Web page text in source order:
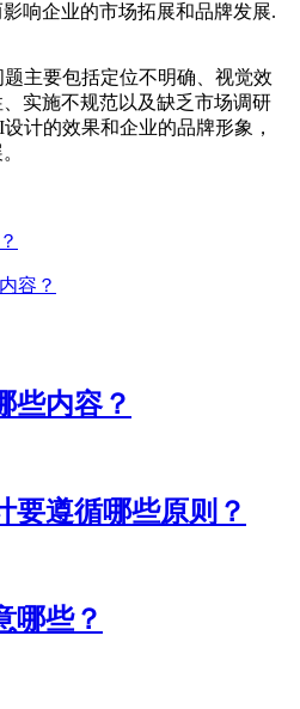
响企业的市场拓展和品牌发展.
主要包括定位不明确、视觉效
实施不规范以及缺乏市场调研
计的效果和企业的品牌形象，
容？
些内容？
要遵循哪些原则？
哪些？